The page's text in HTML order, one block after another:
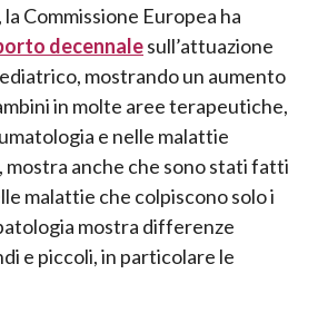
Commissione Europea ha
decennalesull’attuazione
mostrando un aumento
in molte aree terapeutiche,
e nelle malattie
anche che sono stati fatti
malattie che colpiscono solo i
mostra differenze
e piccoli, in particolare le